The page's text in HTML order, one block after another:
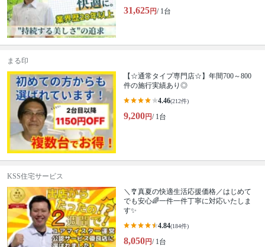
31,625円/ 1台
まる印
【☆通常タイプ専門店☆】年間700～800
件の施行実績あり◎
4.46(212件)
9,200円/ 1台
KSS住宅サービス
＼🎐真夏の快適生活応援価格／はじめて
でも安心🌈一件一件丁寧に対応いたしま
す✨
4.84(184件)
8,050円/ 1台